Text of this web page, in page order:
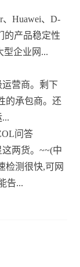
、Huawei、D-
的产品稳定性
型企业网...
营商。剩下
的承包商。还
问答
两货。~~(中
检测很快,可网
告...